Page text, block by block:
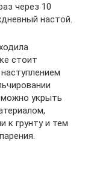
через 10
настой.
стоит
можно укрыть
к грунту и тем